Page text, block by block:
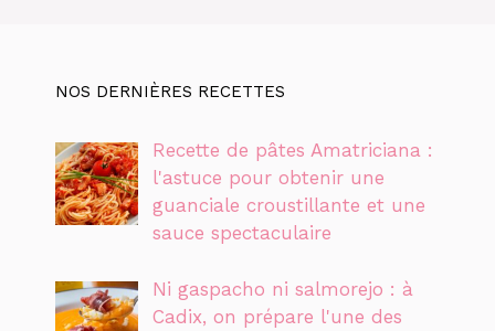
NOS DERNIÈRES RECETTES
Recette de pâtes Amatriciana :
l'astuce pour obtenir une
guanciale croustillante et une
sauce spectaculaire
Ni gaspacho ni salmorejo : à
Cadix, on prépare l'une des